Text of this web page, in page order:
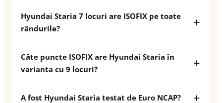
Hyundai Staria 7 locuri are ISOFIX pe toate
rândurile?
Câte puncte ISOFIX are Hyundai Staria în
varianta cu 9 locuri?
A fost Hyundai Staria testat de Euro NCAP?